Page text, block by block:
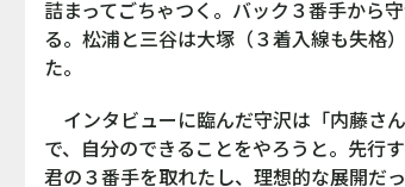
詰まってごちゃつく。バック３番手から
る。松浦と三谷は大塚（３着入線も失格
た。
インタビューに臨んだ守沢は「内藤さ
で、自分のできることをやろうと。先行
君の３番手を取れたし、理想的な展開だ